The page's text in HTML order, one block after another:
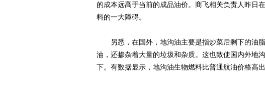
的成本远高于当前的成品油价。商飞相关负责人昨日
料的一大障碍。
另悉，在国外，地沟油主要是指炒菜后剩下的油
油，还掺杂着大量的垃圾和杂质。这也致使国内外地
下。有数据显示，地沟油生物燃料比普通航油价格高